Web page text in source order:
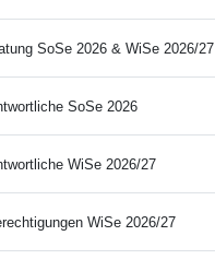
SoSe 2026 & WiSe 2026/27
SoSe 2026
WiSe 2026/27
WiSe 2026/27